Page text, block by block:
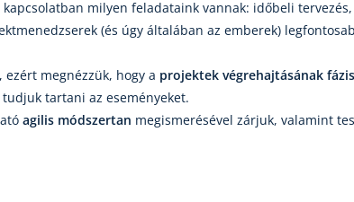
kapcsolatban milyen feladataink vannak: időbeli
(és úgy általában az emberek)
megnézzük, hogy a projektek végrehajtásának
tartani az eseményeket.
agilis módszertan megismerésével zárjuk, valamint